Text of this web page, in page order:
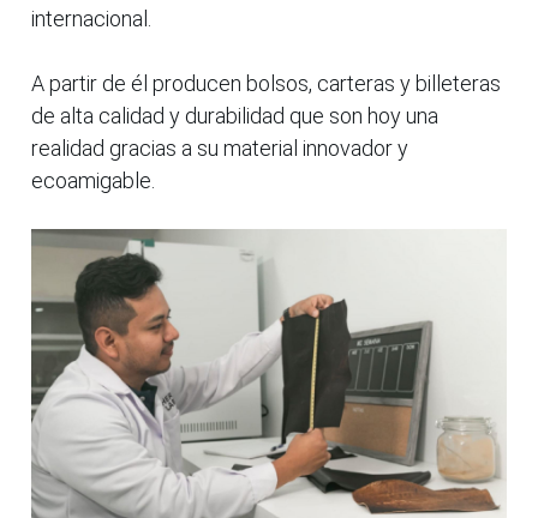
internacional.
A partir de él producen bolsos, carteras y billeteras
de alta calidad y durabilidad que son hoy una
realidad gracias a su material innovador y
ecoamigable.